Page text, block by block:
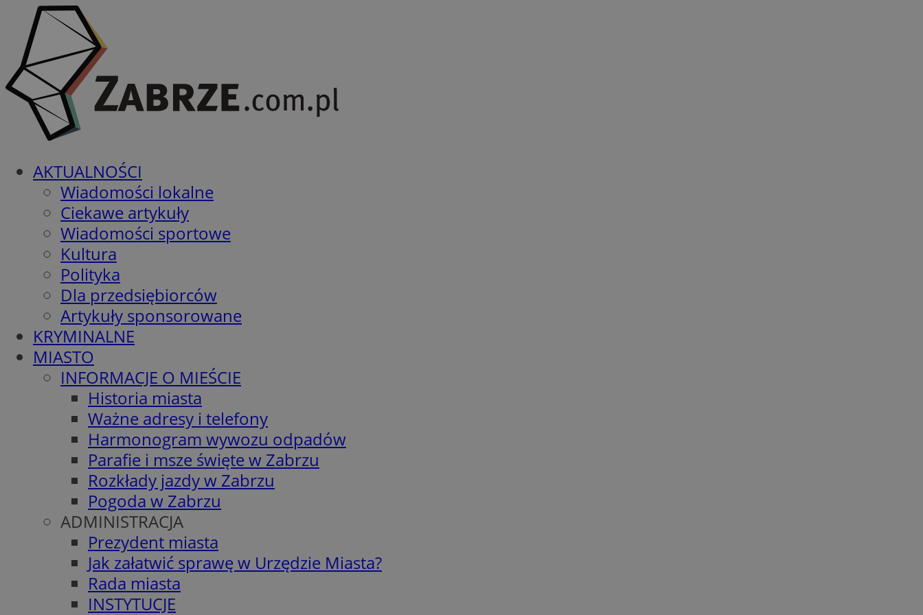
AKTUALNOŚCI
Wiadomości lokalne
Ciekawe artykuły
Wiadomości sportowe
Kultura
Polityka
Dla przedsiębiorców
Artykuły sponsorowane
KRYMINALNE
MIASTO
INFORMACJE O MIEŚCIE
Historia miasta
Ważne adresy i telefony
Harmonogram wywozu odpadów
Parafie i msze święte w Zabrzu
Rozkłady jazdy w Zabrzu
Pogoda w Zabrzu
ADMINISTRACJA
Prezydent miasta
Jak załatwić sprawę w Urzędzie Miasta?
Rada miasta
INSTYTUCJE